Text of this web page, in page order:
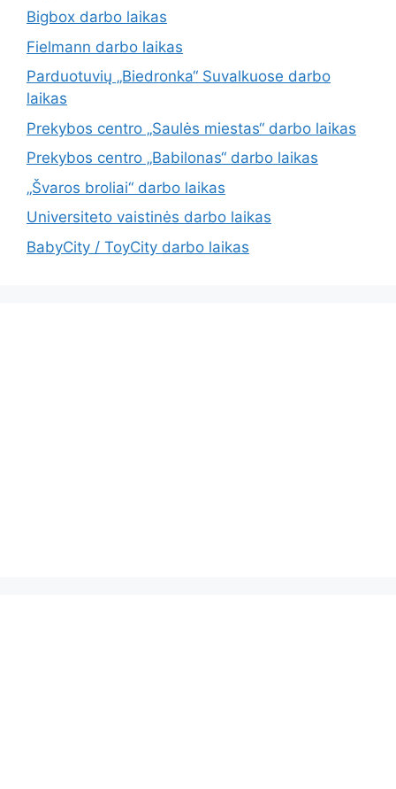
Bigbox darbo laikas
Fielmann darbo laikas
Parduotuvių „Biedronka“ Suvalkuose darbo
laikas
Prekybos centro „Saulės miestas“ darbo laikas
Prekybos centro „Babilonas“ darbo laikas
„Švaros broliai“ darbo laikas
Universiteto vaistinės darbo laikas
BabyCity / ToyCity darbo laikas